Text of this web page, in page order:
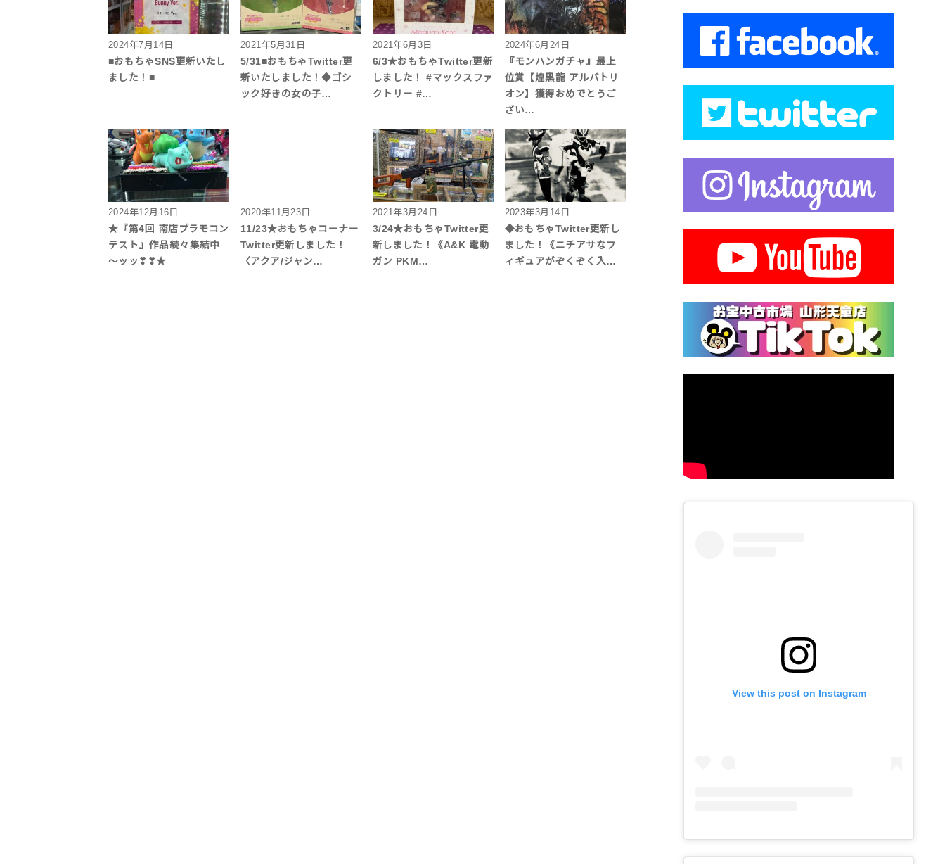
2024年7月14日
■おもちゃSNS更新いたし
ました！■
2021年5月31日
5/31■おもちゃTwitter更
新いたしました！◆ゴシ
ック好きの女の子…
2021年6月3日
6/3★おもちゃTwitter更新
しました！ #マックスファ
クトリー #…
2024年6月24日
『モンハンガチャ』最上
位賞【煌黒龍 アルバトリ
オン】獲得おめでとうご
ざい…
2024年12月16日
★『第4回 南店プラモコン
テスト』作品続々集結中
～ッッ❣❣★
2020年11月23日
11/23★おもちゃコーナー
Twitter更新しました！
〈アクア/ジャン…
2021年3月24日
3/24★おもちゃTwitter更
新しました！《A&K 電動
ガン PKM…
2023年3月14日
◆おもちゃTwitter更新し
ました！《ニチアサなフ
ィギュアがぞくぞく入…
View this post on Instagram